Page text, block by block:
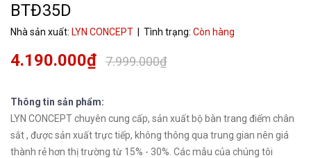
BTĐ35D
Nhà sản xuất: LYN CONCEPT | Tình trạng: Còn hàng
4.190.000₫ 7.999.000₫
Thông tin sản phẩm:
LYN CONCEPT chuyên cung cấp, sản xuất bộ bàn trang điểm chân
sắt , được sản xuất trực tiếp, không thông qua trung gian nên giá
thành rẻ hơn thị trường từ 15% - 30%. Các mẫu của chúng tôi